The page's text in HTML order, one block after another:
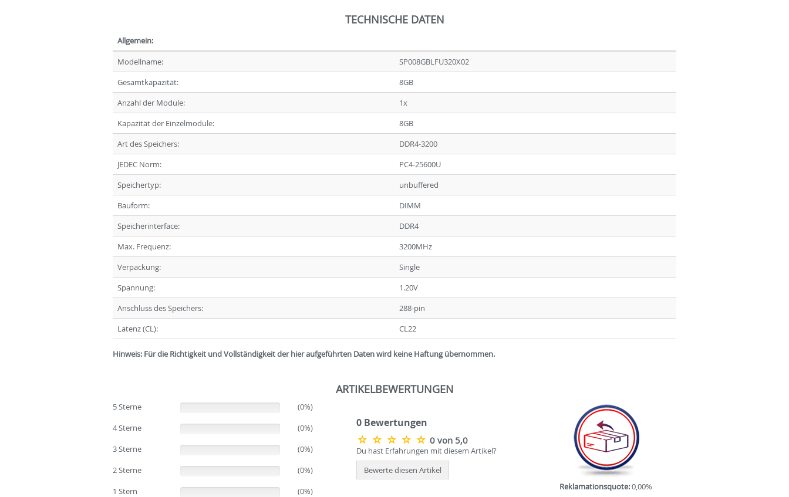
TECHNISCHE DATEN
Allgemein:
Modellname:
SP008GBLFU320X02
Gesamtkapazität:
8GB
Anzahl der Module:
1x
Kapazität der Einzelmodule:
8GB
Art des Speichers:
DDR4-3200
JEDEC Norm:
PC4-25600U
Speichertyp:
unbuffered
Bauform:
DIMM
Speicherinterface:
DDR4
Max. Frequenz:
3200MHz
Verpackung:
Single
Spannung:
1.20V
Anschluss des Speichers:
288-pin
Latenz (CL):
CL22
Hinweis: Für die Richtigkeit und Vollständigkeit der hier aufgeführten Daten wird keine Haftung übernommen.
ARTIKELBEWERTUNGEN
5 Sterne
(0%)
4 Sterne
(0%)
3 Sterne
(0%)
2 Sterne
(0%)
1 Stern
(0%)
0 Bewertungen
0 von 5,0
Du hast Erfahrungen mit diesem Artikel?
Bewerte diesen Artikel
Reklamationsquote:0,00%